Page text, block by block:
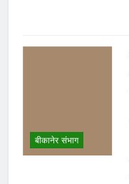
बीकानेर संभाग